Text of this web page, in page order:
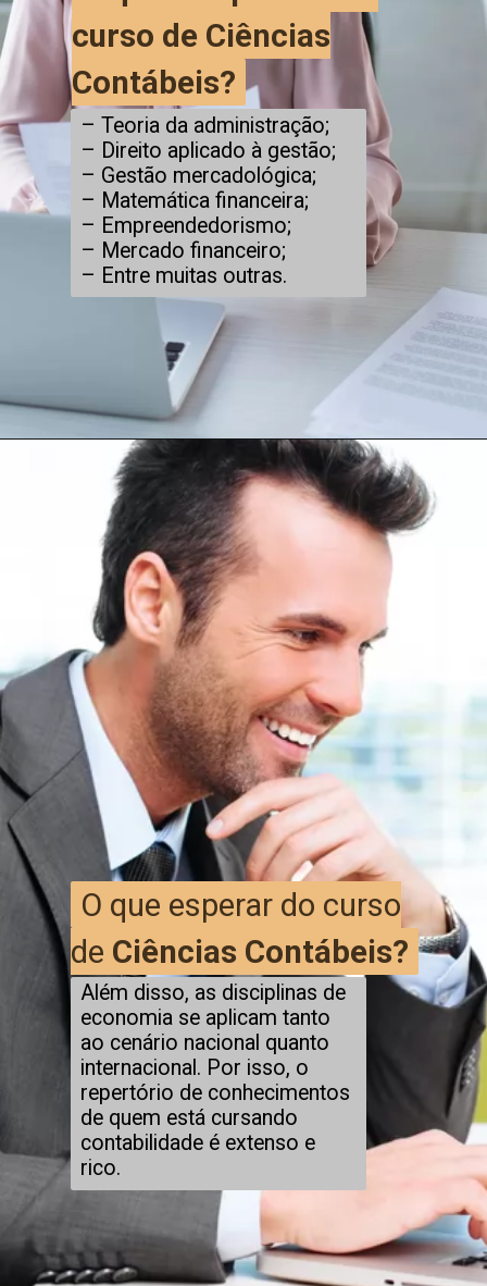
curso de Ciências
Contábeis?
curso de Ciências
Contábeis?
– Teoria da administração;
– Direito aplicado à gestão;
– Gestão mercadológica;
– Matemática financeira;
– Empreendedorismo;
– Mercado financeiro;
– Entre muitas outras.
O que esperar do curso
de Ciências Contábeis?
O que esperar do curso
de Ciências Contábeis?
Além disso, as disciplinas de
economia se aplicam tanto
ao cenário nacional quanto
internacional. Por isso, o
repertório de conhecimentos
de quem está cursando
contabilidade é extenso e
rico.